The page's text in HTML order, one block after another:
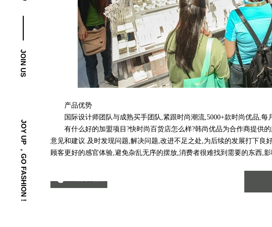
关注yoyoso抖音号
JOIN US
JOY UP ，GO FASHION！
产品优势
国际设计师团队与成熟买手团队,紧跟时尚潮流,5000+款时尚优品,每
有什么好的加盟项目?快时尚百货店怎么样?韩尚优品为合作商提供
意见和建议.及时发现问题,解决问题,改进不足之处,为后续的发展打下良
顾客更好的感官体验,避免杂乱无序的摆放,消费者很难找到需要的东西,